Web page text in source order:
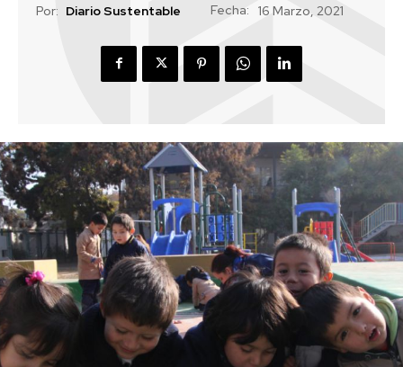
Por: Diario Sustentable Fecha: 16 Marzo, 2021